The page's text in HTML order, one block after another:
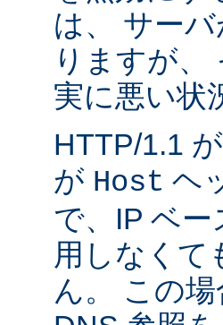
は、 サー
りますが、
実に悪い状
HTTP/1.1
が Host ヘ
で、IP ベ
用しなくて
ん。 この